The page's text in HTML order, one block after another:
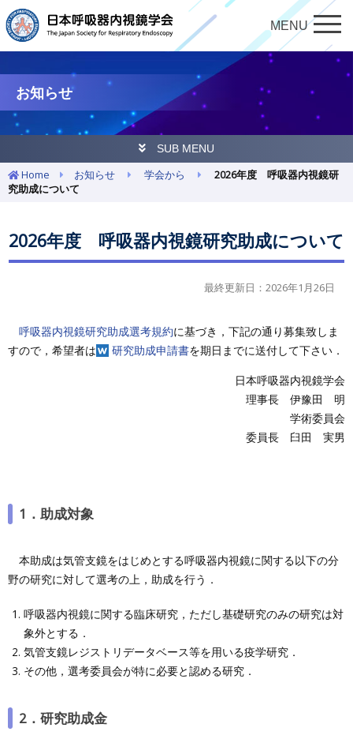
MENU
お知らせ
SUB MENU
Home お知らせ 学会から
2026年度 呼吸器内視鏡研
究助成について
2026年度 呼吸器内視鏡研究助成について
最終更新日：2026年1月26日
呼吸器内視鏡研究助成選考規約に基づき，下記の通り募集致しま
すので，希望者は
研究助成申請書を期日までに送付して下さい．
日本呼吸器内視鏡学会
理事長 伊豫田 明
学術委員会
委員長 臼田 実男
1．助成対象
本助成は気管支鏡をはじめとする呼吸器内視鏡に関する以下の分
野の研究に対して選考の上，助成を行う．
呼吸器内視鏡に関する臨床研究，ただし基礎研究のみの研究は対
象外とする．
気管支鏡レジストリデータベース等を用いる疫学研究．
その他，選考委員会が特に必要と認める研究．
2．研究助成金